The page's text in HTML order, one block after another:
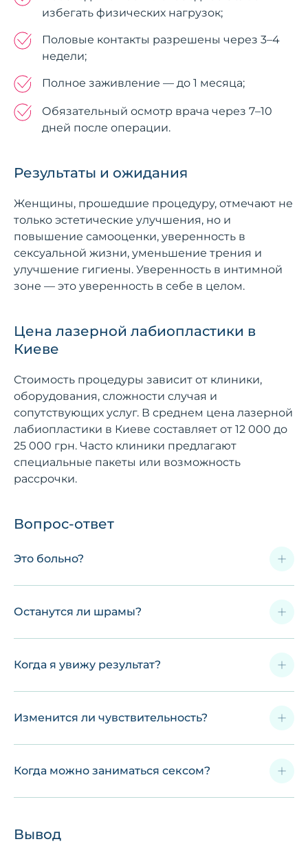
избегать физических нагрузок;
Половые контакты разрешены через 3–4
недели;
Полное заживление — до 1 месяца;
Обязательный осмотр врача через 7–10
дней после операции.
Результаты и ожидания
Женщины, прошедшие процедуру, отмечают не
только эстетические улучшения, но и
повышение самооценки, уверенность в
сексуальной жизни, уменьшение трения и
улучшение гигиены. Уверенность в интимной
зоне — это уверенность в себе в целом.
Цена лазерной лабиопластики в
Киеве
Стоимость процедуры зависит от клиники,
оборудования, сложности случая и
сопутствующих услуг. В среднем цена лазерной
лабиопластики в Киеве составляет от 12 000 до
25 000 грн. Часто клиники предлагают
специальные пакеты или возможность
рассрочки.
Вопрос-ответ
Это больно?
Останутся ли шрамы?
Когда я увижу результат?
Изменится ли чувствительность?
Когда можно заниматься сексом?
Вывод